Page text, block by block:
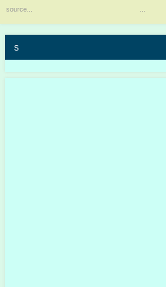
source...
s